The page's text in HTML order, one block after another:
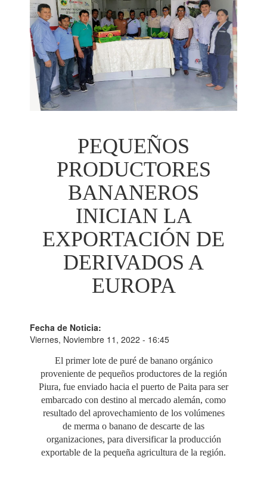
PEQUEÑOS
PRODUCTORES
BANANEROS
INICIAN LA
EXPORTACIÓN DE
DERIVADOS A
EUROPA
Fecha de Noticia:
Viernes, Noviembre 11, 2022 - 16:45
El primer lote de puré de banano orgánico
proveniente de pequeños productores de la región
Piura, fue enviado hacia el puerto de Paita para ser
embarcado con destino al mercado alemán, como
resultado del aprovechamiento de los volúmenes
de merma o banano de descarte de las
organizaciones, para diversificar la producción
exportable de la pequeña agricultura de la región.